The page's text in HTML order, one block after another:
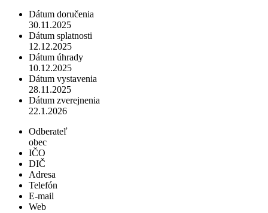
Dátum doručenia
30.11.2025
Dátum splatnosti
12.12.2025
Dátum úhrady
10.12.2025
Dátum vystavenia
28.11.2025
Dátum zverejnenia
22.1.2026
Odberateľ
obec
IČO
DIČ
Adresa
Telefón
E-mail
Web